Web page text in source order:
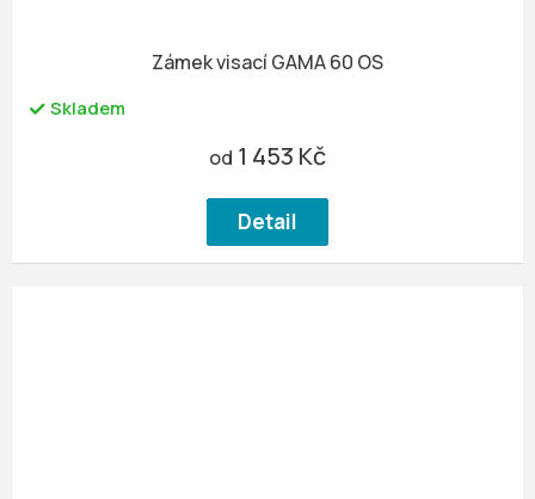
Zámek visací GAMA 60 OS
Skladem
od 1 453 Kč
Detail